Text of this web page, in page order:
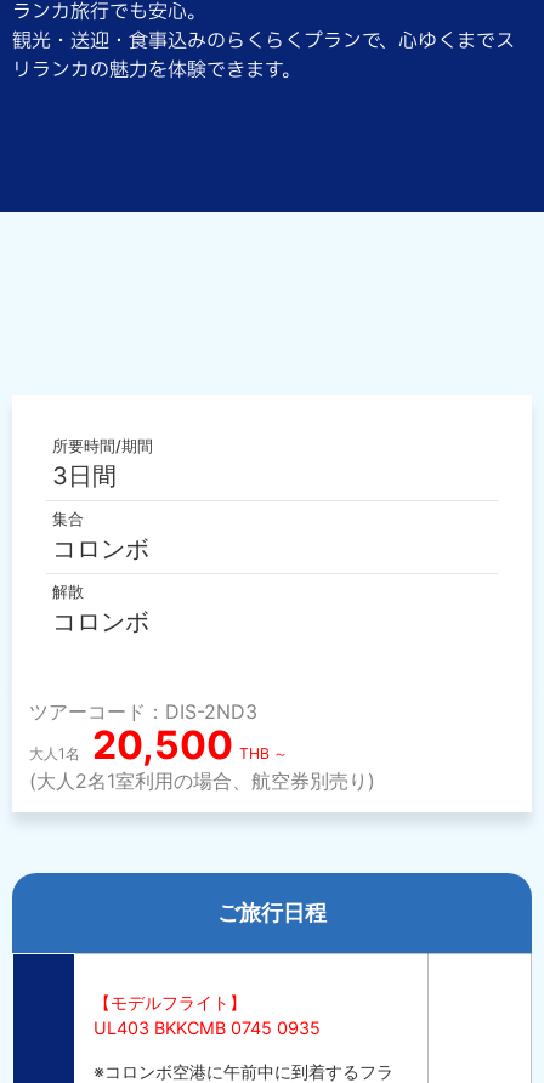
ランカ旅行でも安心。
観光・送迎・食事込みのらくらくプランで、心ゆくまでス
リランカの魅力を体験できます。
所要時間/期間
3日間
集合
コロンボ
解散
コロンボ
ツアーコード：DIS-2ND3
大人1名 20,500 THB ～
(大人2名1室利用の場合、航空券別売り)
ご旅行日程
【モデルフライト】
UL403 BKKCMB 0745 0935
※コロンボ空港に午前中に到着するフラ